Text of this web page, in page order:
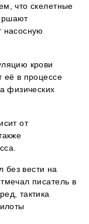
что скелетные
насосную
крови
её в процессе
физических
от
без вести на
писатель в
тактика